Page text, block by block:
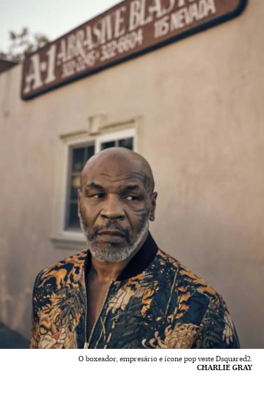
O boxeador, empresário e ícone pop veste Dsquared2.
CHARLIE GRAY